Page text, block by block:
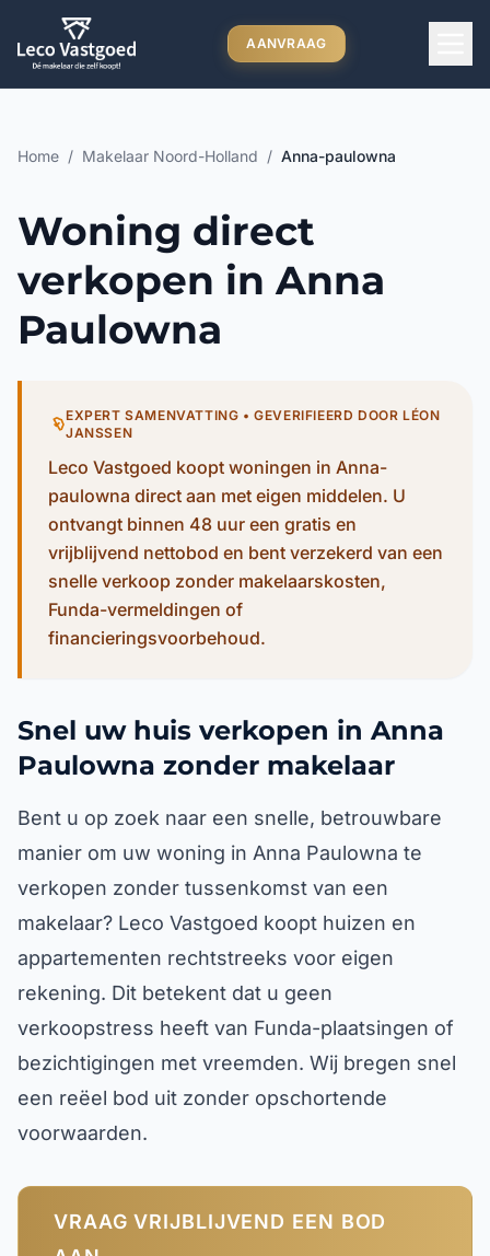
Ga direct naar inhoud
AANVRAAG
Home / Makelaar Noord-Holland / Anna-paulowna
Woning direct
verkopen in Anna
Paulowna
EXPERT SAMENVATTING • GEVERIFIEERD DOOR LÉON
JANSSEN
Leco Vastgoed koopt woningen in Anna-
paulowna direct aan met eigen middelen. U
ontvangt binnen 48 uur een gratis en
vrijblijvend nettobod en bent verzekerd van een
snelle verkoop zonder makelaarskosten,
Funda-vermeldingen of
financieringsvoorbehoud.
Snel uw huis verkopen in Anna
Paulowna zonder makelaar
Bent u op zoek naar een snelle, betrouwbare
manier om uw woning in Anna Paulowna te
verkopen zonder tussenkomst van een
makelaar? Leco Vastgoed koopt huizen en
appartementen rechtstreeks voor eigen
rekening. Dit betekent dat u geen
verkoopstress heeft van Funda-plaatsingen of
bezichtigingen met vreemden. Wij bregen snel
een reëel bod uit zonder opschortende
voorwaarden.
VRAAG VRIJBLIJVEND EEN BOD